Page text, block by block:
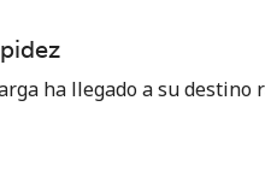
ha llegado a su destino